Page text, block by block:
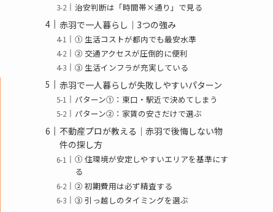
治安判断は「時間帯×通り」で見る
赤羽で一人暮らし｜3つの強み
① 生活コストが都内でも最安水準
② 交通アクセスが圧倒的に便利
③ 生活インフラが充実している
赤羽で一人暮らしが失敗しやすいパターン
パターン①：東口・駅近で決めてしまう
パターン②：家賃の安さだけで選ぶ
不動産プロが教える｜赤羽で後悔しない物
件の探し方
① 住環境が安定しやすいエリアを基準にす
る
② 初期費用は必ず精査する
③ 引っ越しのタイミングを選ぶ